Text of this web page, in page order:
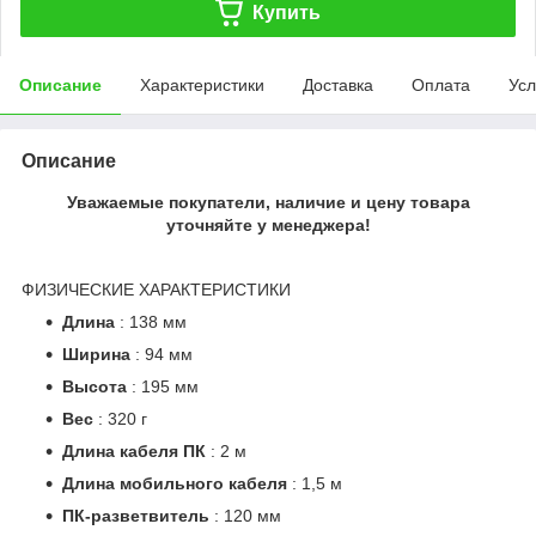
Купить
Описание Характеристики Доставка Оплата
Описание
Уважаемые покупатели, наличие и цену товара
уточняйте у менеджера!
ФИЗИЧЕСКИЕ ХАРАКТЕРИСТИКИ
Длина : 138 мм
Ширина : 94 мм
Высота : 195 мм
Вес : 320 г
Длина кабеля ПК : 2 м
Длина мобильного кабеля : 1,5 м
ПК-разветвитель : 120 мм